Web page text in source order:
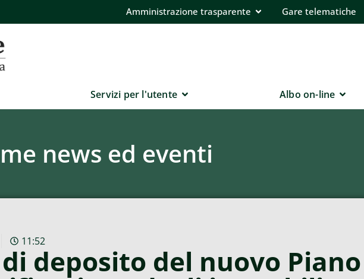
Amministrazione trasparente Gare telematiche
Servizi per l'utente Albo on-line
news ed eventi
11:52
deposito del nuovo Piano